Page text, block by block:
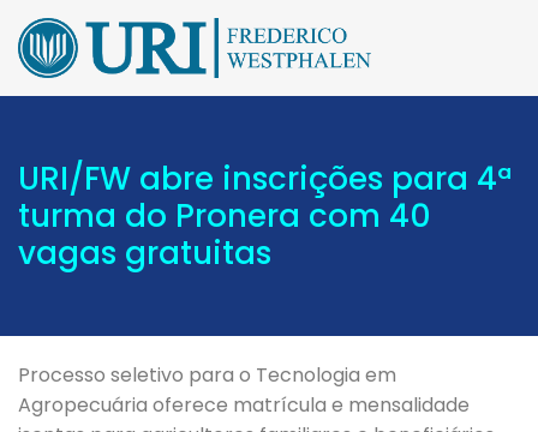
URI/FW abre inscrições para 4ª
turma do Pronera com 40
vagas gratuitas
Processo seletivo para o Tecnologia em
Agropecuária oferece matrícula e mensalidade